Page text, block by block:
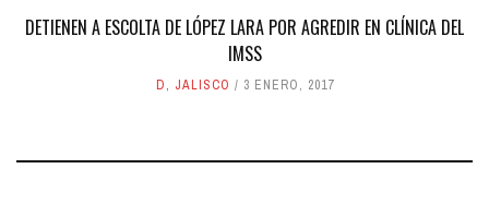
DETIENEN A ESCOLTA DE LÓPEZ LARA POR AGREDIR EN CLÍNICA DEL
IMSS
D, JALISCO 3 ENERO, 2017